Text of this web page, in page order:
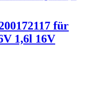
für
1,6l 16V